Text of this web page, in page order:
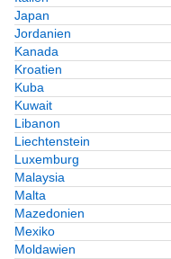
Japan
Jordanien
Kanada
Kroatien
Kuba
Kuwait
Libanon
Liechtenstein
Luxemburg
Malaysia
Malta
Mazedonien
Mexiko
Moldawien